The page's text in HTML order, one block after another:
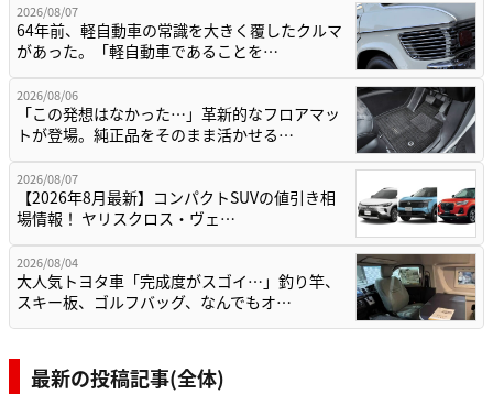
2026/08/07
64年前、軽自動車の常識を大きく覆したクルマ
があった。「軽自動車であることを…
2026/08/06
「この発想はなかった…」革新的なフロアマッ
トが登場。純正品をそのまま活かせる…
2026/08/07
【2026年8月最新】コンパクトSUVの値引き相
場情報！ ヤリスクロス・ヴェ…
2026/08/04
大人気トヨタ車「完成度がスゴイ…」釣り竿、
スキー板、ゴルフバッグ、なんでもオ…
最新の投稿記事(全体)